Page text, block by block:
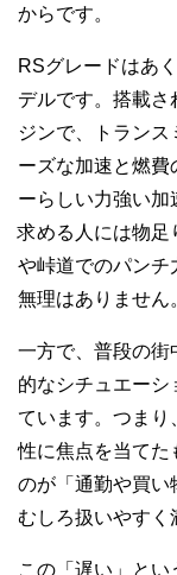
からです。
RSグレードはあ
デルです。搭載さ
ジンで、トラン
ーズな加速と燃費
ーらしい力強い加
求める人には物足
や峠道でのパンチ
無理はありません
一方で、普段の街
的なシチュエーシ
ています。つまり
性に焦点を当てた
のが「通勤や買い
むしろ扱いやすく
この「遅い」と